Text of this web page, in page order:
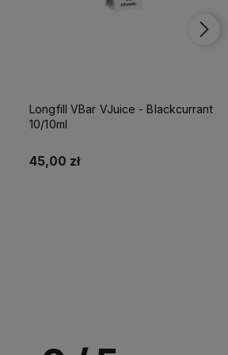
Longfill VBar VJuice - Blackcurrant
35,90 zł